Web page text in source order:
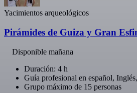
Yacimientos arqueológicos
Pirámides de Guiza y Gran
Disponible mañana
Duración: 4 h
Guía profesional en español,
Grupo máximo de 15 personas